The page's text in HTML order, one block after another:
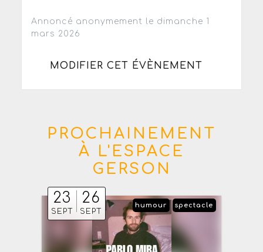
Annoncé anonymement le dimanche 1
mars 2026
MODIFIER CET ÉVÈNEMENT
PROCHAINEMENT
À L'ESPACE
GERSON
23
SEPT
26
SEPT
spectacle
humour